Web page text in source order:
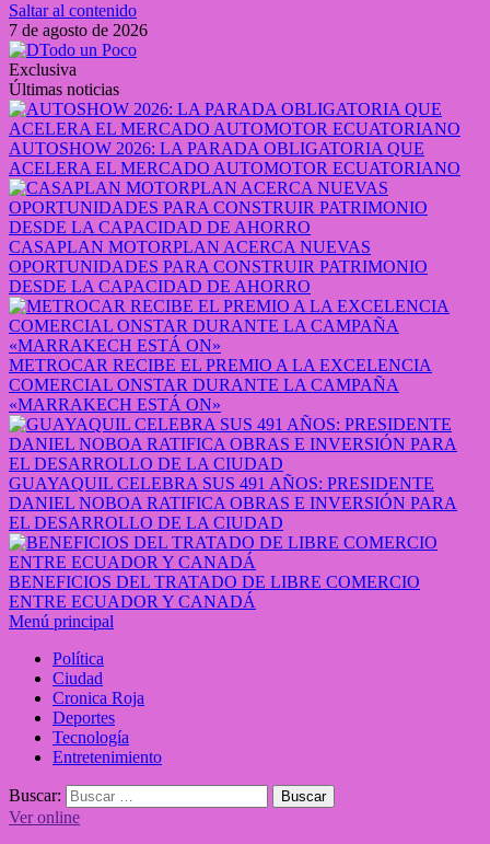
Saltar al contenido
7 de agosto de 2026
Exclusiva
Últimas noticias
AUTOSHOW 2026: LA PARADA OBLIGATORIA QUE
ACELERA EL MERCADO AUTOMOTOR ECUATORIANO
CASAPLAN MOTORPLAN ACERCA NUEVAS
OPORTUNIDADES PARA CONSTRUIR PATRIMONIO
DESDE LA CAPACIDAD DE AHORRO
METROCAR RECIBE EL PREMIO A LA EXCELENCIA
COMERCIAL ONSTAR DURANTE LA CAMPAÑA
«MARRAKECH ESTÁ ON»
GUAYAQUIL CELEBRA SUS 491 AÑOS: PRESIDENTE
DANIEL NOBOA RATIFICA OBRAS E INVERSIÓN PARA
EL DESARROLLO DE LA CIUDAD
BENEFICIOS DEL TRATADO DE LIBRE COMERCIO
ENTRE ECUADOR Y CANADÁ
Menú principal
Política
Ciudad
Cronica Roja
Deportes
Tecnología
Entretenimiento
Buscar:
Ver online